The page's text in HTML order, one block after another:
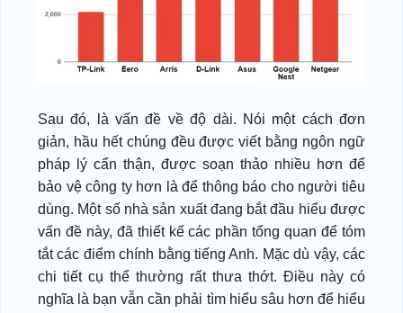
Sau đó, là vấn đề về độ dài. Nói một cách đơn
giản, hầu hết chúng đều được viết bằng ngôn ngữ
pháp lý cẩn thận, được soạn thảo nhiều hơn để
bảo vệ công ty hơn là để thông báo cho người tiêu
dùng. Một số nhà sản xuất đang bắt đầu hiểu được
vấn đề này, đã thiết kế các phần tổng quan để tóm
tắt các điểm chính bằng tiếng Anh. Mặc dù vậy, các
chi tiết cụ thể thường rất thưa thớt. Điều này có
nghĩa là bạn vẫn cần phải tìm hiểu sâu hơn để hiểu